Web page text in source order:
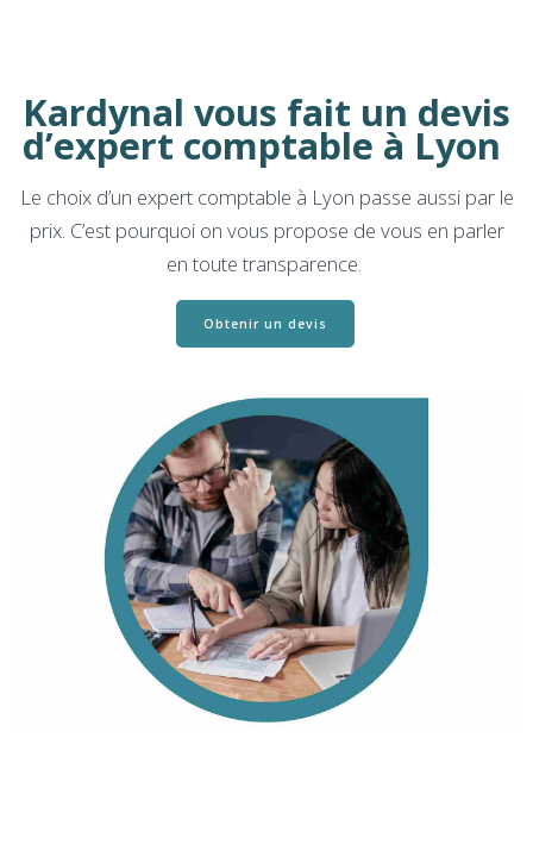
Kardynal vous fait un devis
d’expert comptable à Lyon
Le choix d’un expert comptable à Lyon passe aussi par le
prix. C’est pourquoi on vous propose de vous en parler
en toute transparence.
Obtenir un devis